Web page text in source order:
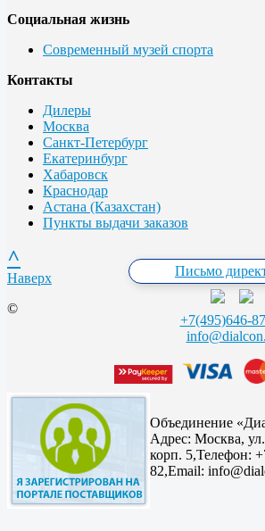
Социальная жизнь
Современный музей спорта
Контакты
Дилеры
Москва
Санкт-Петербург
Екатеринбург
Хабаровск
Краснодар
Астана (Казахстан)
Пункты выдачи заказов
Письмо
+7(495)646-
^
Наверх
©
Объединение
Адрес: Москва,
корп. 5,Телефон:
82,Email: